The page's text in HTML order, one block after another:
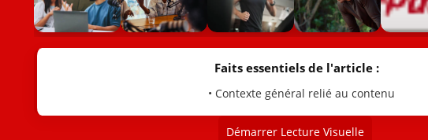
Faits essentiels de l'article :
• Contexte général relié au contenu
Démarrer Lecture Visuelle